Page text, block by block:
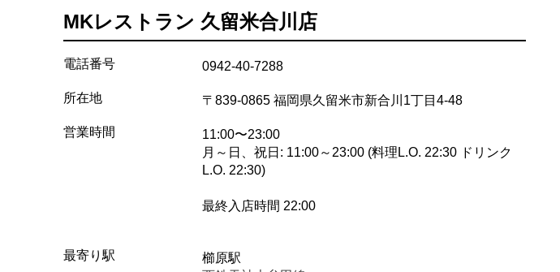
MKレストラン 久留米合川店
電話番号 0942-40-7288
所在地 〒839-0865 福岡県久留米市新合川1丁目4-48
営業時間
11:00〜23:00
月～日、祝日: 11:00～23:00 (料理L.O. 22:30 ドリンク
L.O. 22:30)
最終入店時間 22:00
最寄り駅
櫛原駅